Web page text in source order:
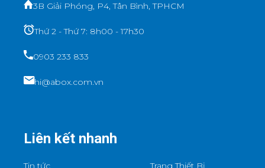
3B Giải Phóng, P4, Tân Bình, TPHCM
Thứ 2 - Thứ 7: 8h00 - 17h30
0903 233 833
hi@abox.com.vn
Liên kết nhanh
Tin tức Trang Thiết Bị